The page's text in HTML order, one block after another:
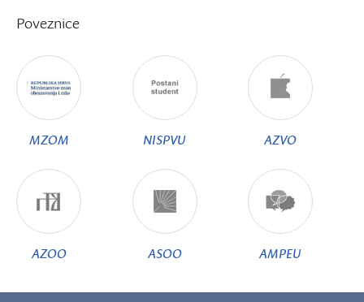
Poveznice
MZOM NISPVU AZVO
AZOO ASOO AMPEU